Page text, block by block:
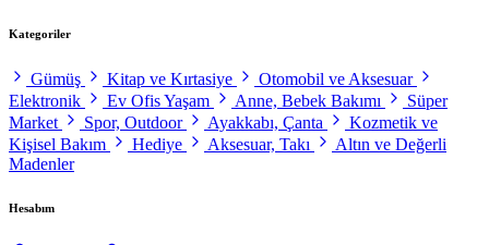
Kategoriler
Gümüş Kitap ve Kırtasiye
Otomobil ve Aksesuar
Elektronik
Ev Ofis Yaşam Anne, Bebek Bakımı
Süper
Market
Spor, Outdoor Ayakkabı, Çanta
Kozmetik ve
Kişisel Bakım
Hediye Aksesuar, Takı
Altın ve Değerli
Madenler
Hesabım